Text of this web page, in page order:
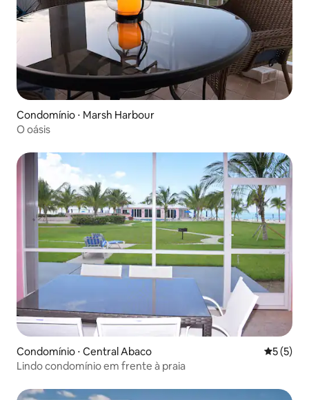
Condomínio ⋅ Marsh Harbour
O oásis
Condomínio ⋅ Central Abaco 5 de
5 (5)
Lindo condomínio em frente à praia